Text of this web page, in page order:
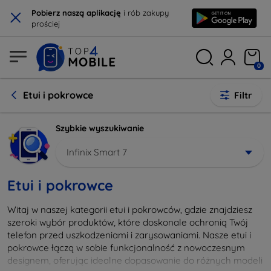
× Pobierz naszą aplikację i rób zakupy
prościej
0
Etui i pokrowce Filtr
Szybkie wyszukiwanie
Infinix Smart 7
Etui i pokrowce
Witaj w naszej kategorii etui i pokrowców, gdzie znajdziesz
szeroki wybór produktów, które doskonale ochronią Twój
telefon przed uszkodzeniami i zarysowaniami. Nasze etui i
pokrowce łączą w sobie funkcjonalność z nowoczesnym
designem, oferując idealne dopasowanie do różnych modeli